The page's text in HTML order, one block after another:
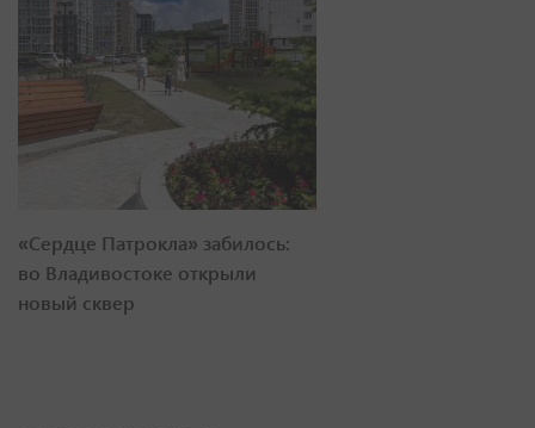
«Сердце Патрокла» забилось:
во Владивостоке открыли
новый сквер